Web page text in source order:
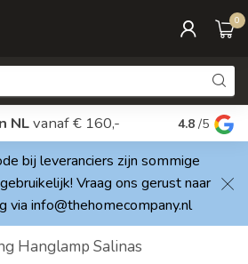
0
NLvanaf € 160,- Vragen?
4.8 /5
bij leveranciers zijn sommige
Vraag ons gerust naar
via info@thehomecompany.nl
Hanglamp Salinas